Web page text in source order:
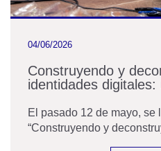
04/06/2026
Construyendo y
identidades digitales:
El pasado 12 de mayo, se
“Construyendo y